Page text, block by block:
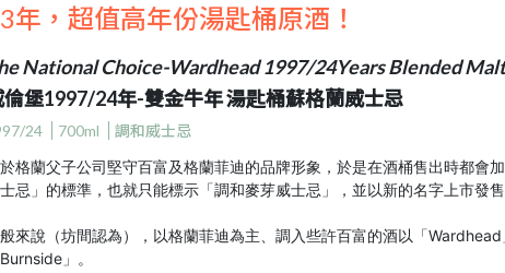
年，超值高年份湯匙桶原酒！
National Choice-Wardhead 1997/24Years Blended
倫堡1997/24年-雙金牛年 湯匙桶蘇格蘭威士忌
24 700ml
調和威士忌
格蘭父子公司堅守百富及格蘭菲迪的品牌形象，於是在酒桶售出時都會
忌」的標準，也就只能標示「調和麥芽威士忌」，並以新的名字上市發售
來說（坊間認為），以格蘭菲迪為主、調入些許百富的酒以「
Burnside」。